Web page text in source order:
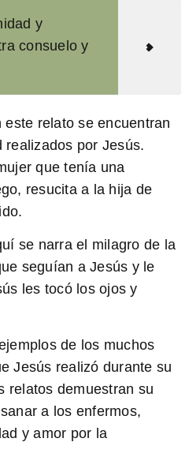
y
consuelo y
relato se encuentran
realizados por Jesús.
que tenía una
resucita a la hija de
se narra el milagro de la
seguían a Jesús y le
les tocó los ojos y
de los muchos
Jesús realizó durante su
relatos demuestran su
a los enfermos,
y amor por la